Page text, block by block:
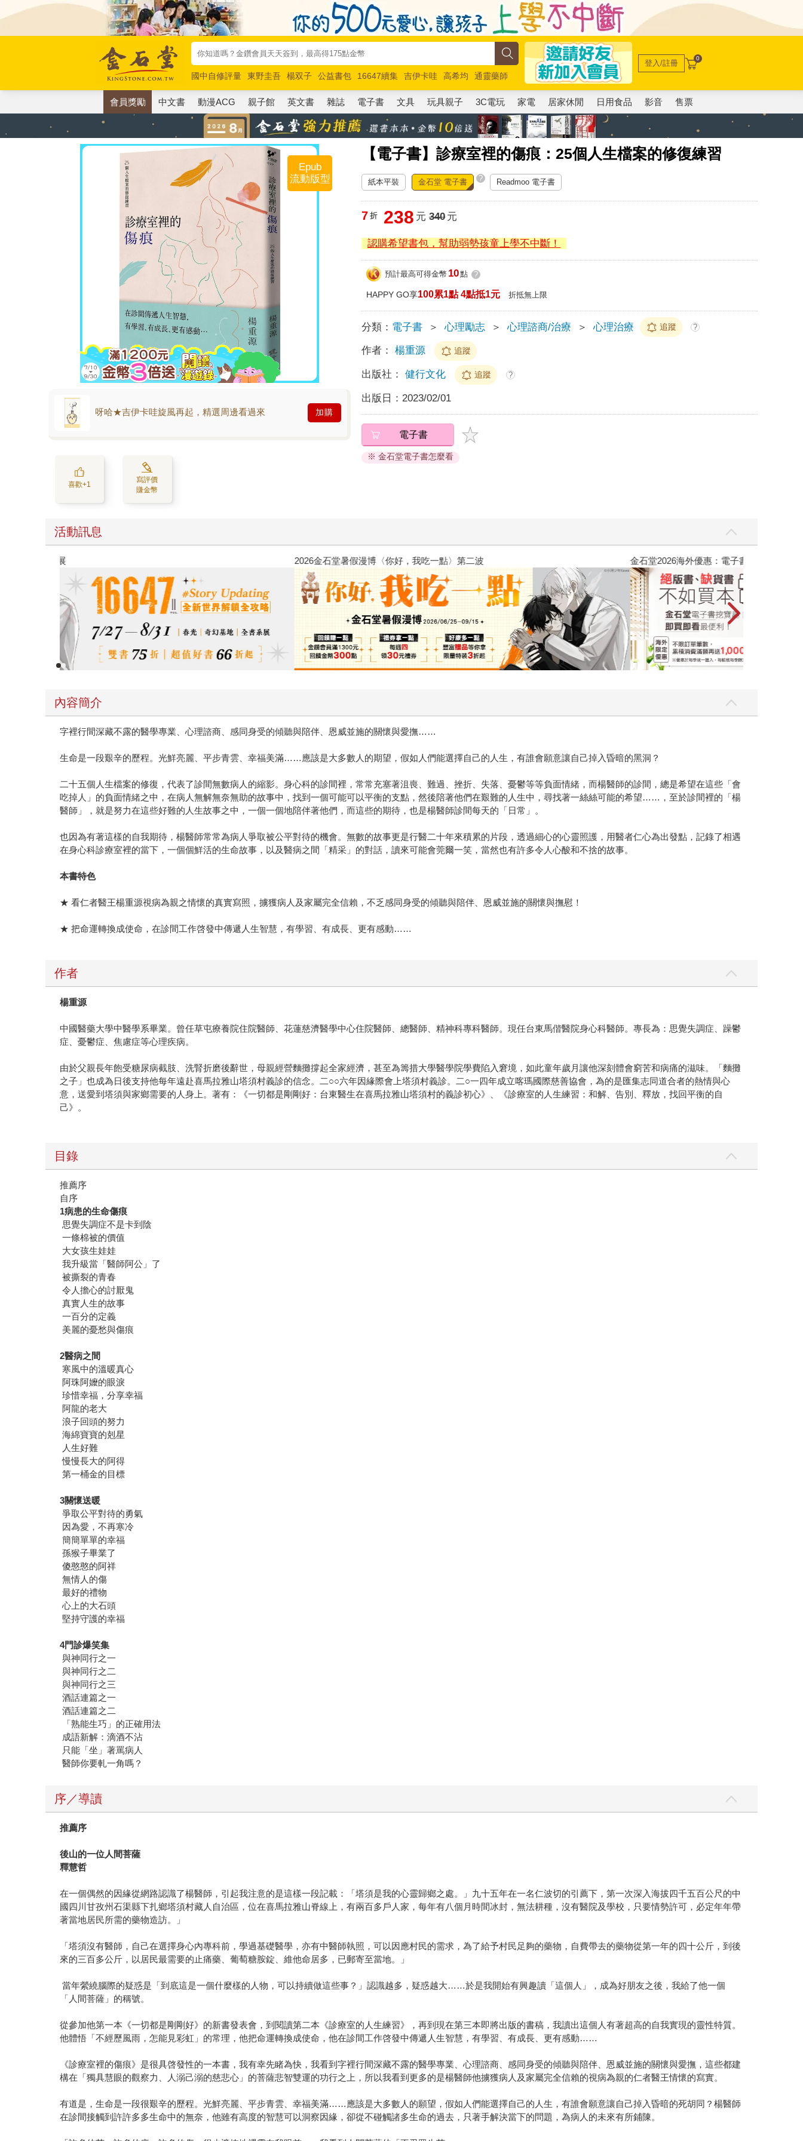
國中自修評量 東野圭吾 楊双子 公益書包 16647續集 吉伊卡哇 高希均
通靈藥師
唯紅花綻放
奧德賽 路邊攤新作 馬斯克 玩具總動員5 超慢跑
登入/註冊 0
會員獎勵 中文書 動漫ACG 親子館 英文書 雜誌 電子書 文具 玩具親子 3C電玩 家電 居家休閒 日用食品 影音 售票
【電子書】診療室裡的傷痕：25個人生檔案的修復練習
Epub
流動版型
呀哈★吉伊卡哇旋風再起，精選周邊看過來 加購
喜歡+1
寫評價
賺金幣
紙本平裝 金石堂 電子書 ? Readmoo 電子書
7 折 238 元 340元
認購希望書包，幫助弱勢孩童上學不中斷！
預計最高可得金幣 10點 ?
HAPPY GO享100累1點 4點抵1元 折抵無上限
分類： 電子書 ＞ 心理勵志 ＞ 心理諮商/治療 ＞ 心理治療 追蹤 ?
作者： 楊重源 追蹤
出版社： 健行文化 追蹤 ?
出版日： 2023/02/01
電子書
※ 金石堂電子書怎麼看
活動訊息
春光ｘ奇幻基地｜全書系展 2026金石堂暑假漫博〈你好，我吃一點〉第二波 金石堂2026海
內容簡介
字裡行間深藏不露的醫學專業、心理諮商、感同身受的傾聽與陪伴、恩威並施的關懷與愛撫……
生命是一段艱辛的歷程。光鮮亮麗、平步青雲、幸福美滿……應該是大多數人的期望，假如人們能選擇自己的人生，有誰會願意讓自己掉入昏暗的黑洞？
二十五個人生檔案的修復，代表了診間無數病人的縮影。身心科的診間裡，常常充塞著沮喪、難過、挫折、失落、憂鬱等等負面情緒，而楊醫師的診間，總是希望在這些「會
吃掉人」的負面情緒之中，在病人無解無奈無助的故事中，找到一個可能可以平衡的支點，然後陪著他們在艱難的人生中，尋找著一絲絲可能的希望……，至於診間裡的「楊
醫師」，就是努力在這些好難的人生故事之中，一個一個地陪伴著他們，而這些的期待，也是楊醫師診間每天的「日常」。
也因為有著這樣的自我期待，楊醫師常常為病人爭取被公平對待的機會。無數的故事更是行醫二十年來積累的片段，透過細心的心靈照護，用醫者仁心為出發點，記錄了相遇
在身心科診療室裡的當下，一個個鮮活的生命故事，以及醫病之間「精采」的對話，讀來可能會莞爾一笑，當然也有許多令人心酸和不捨的故事。
本書特色
★ 看仁者醫王楊重源視病為親之情懷的真實寫照，擄獲病人及家屬完全信賴，不乏感同身受的傾聽與陪伴、恩威並施的關懷與撫慰！
★ 把命運轉換成使命，在診間工作啓發中傳遞人生智慧，有學習、有成長、更有感動……
作者
楊重源
中國醫藥大學中醫學系畢業。曾任草屯療養院住院醫師、花蓮慈濟醫學中心住院醫師、總醫師、精神科專科醫師。現任台東馬偕醫院身心科醫師。專長為：思覺失調症、躁鬱
症、憂鬱症、焦慮症等心理疾病。
由於父親長年飽受糖尿病截肢、洗腎折磨後辭世，母親經營麵攤撐起全家經濟，甚至為籌措大學醫學院學費陷入窘境，如此童年歲月讓他深刻體會窮苦和病痛的滋味。「麵攤
之子」也成為日後支持他每年遠赴喜馬拉雅山塔須村義診的信念。二○○六年因緣際會上塔須村義診。二○一四年成立喀瑪國際慈善協會，為的是匯集志同道合者的熱情與心
意，送愛到塔須與家鄉需要的人身上。著有：《一切都是剛剛好：台東醫生在喜馬拉雅山塔須村的義診初心》、《診療室的人生練習：和解、告別、釋放，找回平衡的自
己》。
目錄
推薦序
自序
1病患的生命傷痕
思覺失調症不是卡到陰
一條棉被的價值
大女孩生娃娃
我升級當「醫師阿公」了
被撕裂的青春
令人擔心的討厭鬼
真實人生的故事
一百分的定義
美麗的憂愁與傷痕
2醫病之間
寒風中的溫暖真心
阿珠阿嬤的眼淚
珍惜幸福，分享幸福
阿龍的老大
浪子回頭的努力
海綿寶寶的剋星
人生好難
慢慢長大的阿得
第一桶金的目標
3關懷送暖
爭取公平對待的勇氣
因為愛，不再寒冷
簡簡單單的幸福
孫猴子畢業了
傻憨憨的阿祥
無情人的傷
最好的禮物
心上的大石頭
堅持守護的幸福
4門診爆笑集
與神同行之一
與神同行之二
與神同行之三
酒話連篇之一
酒話連篇之二
「熟能生巧」的正確用法
成語新解：滴酒不沾
只能「坐」著罵病人
醫師你要軋一角嗎？
序／導讀
推薦序
後山的一位人間菩薩
釋慧哲
在一個偶然的因緣從網路認識了楊醫師，引起我注意的是這樣一段記載：「塔須是我的心靈歸鄉之處。」九十五年在一名仁波切的引薦下，第一次深入海拔四千五百公尺的中
國四川甘孜州石渠縣下扎鄉塔須村藏人自治區，位在喜馬拉雅山脊線上，有兩百多戶人家，每年有八個月時間冰封，無法耕種，沒有醫院及學校，只要情勢許可，必定年年帶
著當地居民所需的藥物造訪。」
「塔須沒有醫師，自己在選擇身心內專科前，學過基礎醫學，亦有中醫師執照，可以因應村民的需求，為了給予村民足夠的藥物，自費帶去的藥物從第一年的四十公斤，到後
來的三百多公斤，以居民最需要的止痛藥、葡萄糖胺錠、維他命居多，已郵寄至當地。」
當年縈繞腦際的疑惑是「到底這是一個什麼樣的人物，可以持續做這些事？」認識越多，疑惑越大……於是我開始有興趣讀「這個人」，成為好朋友之後，我給了他一個
「人間菩薩」的稱號。
從參加他第一本《一切都是剛剛好》的新書發表會，到閱讀第二本《診療室的人生練習》，再到現在第三本即將出版的書稿，我讀出這個人有著超高的自我實現的靈性特質。
他體悟「不經歷風雨，怎能見彩虹」的常理，他把命運轉換成使命，他在診間工作啓發中傳遞人生智慧，有學習、有成長、更有感動……
《診療室裡的傷痕》是很具啓發性的一本書，我有幸先睹為快，我看到字裡行間深藏不露的醫學專業、心理諮商、感同身受的傾聽與陪伴、恩威並施的關懷與愛撫，這些都建
構在「獨具慧眼的觀察力、人溺己溺的慈悲心」的菩薩悲智雙運的功行之上，所以我看到更多的是楊醫師他擄獲病人及家屬完全信賴的視病為親的仁者醫王情懷的寫實。
有道是，生命是一段很艱辛的歷程。光鮮亮麗、平步青雲、幸福美滿……應該是大多數人的願望，假如人們能選擇自己的人生，有誰會願意讓自己掉入昏暗的死胡同？楊醫師
在診間接觸到許許多多生命中的無奈，他雖有高度的智慧可以洞察因緣，卻從不碰觸諸多生命的過去，只著手解決當下的問題，為病人的未來有所鋪陳。